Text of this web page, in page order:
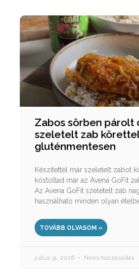
Zabos sörben párolt
szeletelt zab körettel
gluténmentesen
Készítettél már szeletelt zabot
kóstoltad már az Avena GoFit
Az Avena GoFit szeletelt zab
használható minden olyan
TOVÁBB OLVASOM »
július 31, 2026 Nincs hozzászólás